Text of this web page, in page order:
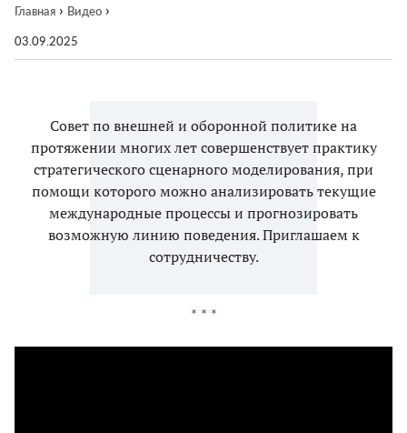
Главная › Видео ›
03.09.2025
Совет по внешней и оборонной политике на
протяжении многих лет совершенствует практику
стратегического сценарного моделирования, при
помощи которого можно анализировать текущие
международные процессы и прогнозировать
возможную линию поведения. Приглашаем к
сотрудничеству.
* * *